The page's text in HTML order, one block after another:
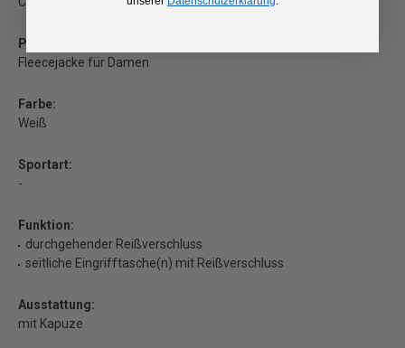
Produkt:
Fleecejacke für Damen
Farbe:
Weiß
Sportart:
-
Funktion:
durchgehender Reißverschluss
seitliche Eingrifftasche(n) mit Reißverschluss
Ausstattung:
mit Kapuze